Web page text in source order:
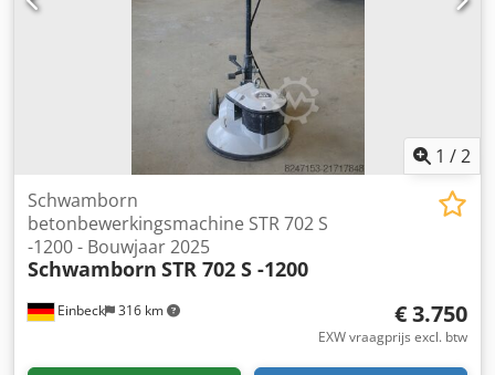
1 /2
Einbeck 316 km
Schwamborn
betonbewerkingsmachine STR 702 S
-1200 - Bouwjaar 2025
Schwamborn STR 702 S -1200
€ 3.750
EXW vraagprijs excl. btw